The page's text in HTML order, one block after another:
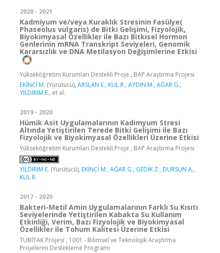
2020 - 2021
Kadmiyum ve/veya Kuraklık Stresinin Fasülye(
Phaseolus vulgaris) de Bitki Gelişimi, Fizyolojik,
Biyokimyasal Özellikler ile Bazı Bitkisel Hormon
Genlerinin mRNA Transkript Seviyeleri, Genomik
Kararsızlık ve DNA Metilasyon Değişimlerine Etkisi
Yükseköğretim Kurumları Destekli Proje , BAP Araştırma Projesi
EKİNCİ M. (Yürütücü), ARSLAN E., KUL R., AYDIN M., AĞAR G.,
YILDIRIM E., et al.
2019 - 2020
Hümik Asit Uygulamalarının Kadimyum Stresi
Altında Yetiştirilen Terede Bitki Gelişimi ile Bazı
Fizyolojik ve Biyokimyasal Özellikleri Üzerine Etkisi
Yükseköğretim Kurumları Destekli Proje , BAP Araştırma Projesi
YILDIRIM E. (Yürütücü), EKİNCİ M., AĞAR G., GEDİK Z., DURSUN A.,
KUL R.
2017 - 2020
Bakteri-Metil Amin Uygulamalarının Farklı Su Kısıtı
Seviyelerinde Yetiştirilen Kabakta Su Kullanım
Etkinliği, Verim, Bazı Fizyolojik ve Biyokimyasal
Özellikler ile Tohum Kalitesi Üzerine Etkisi
TÜBİTAK Projesi , 1001 - Bilimsel ve Teknolojik Araştırma
Projelerini Destekleme Programı